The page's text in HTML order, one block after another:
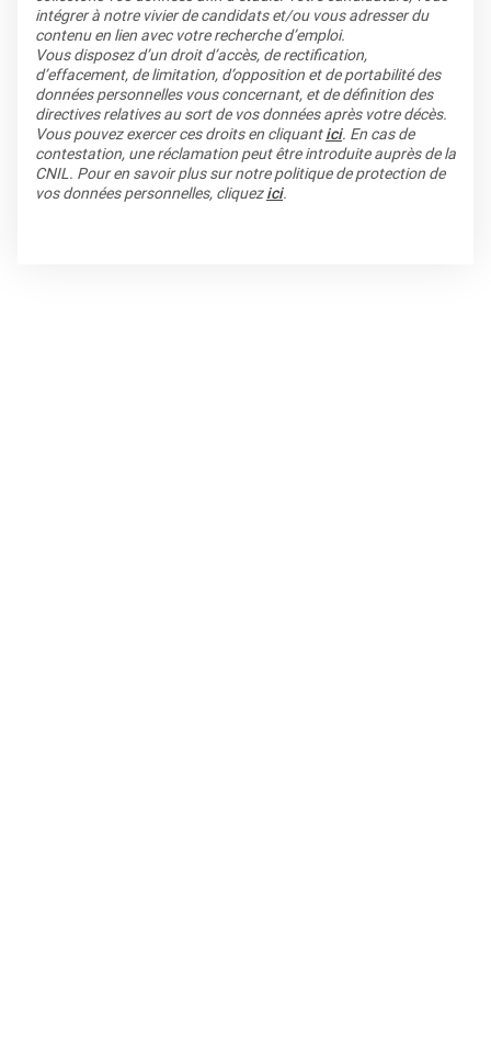
intégrer à notre vivier de candidats et/ou vous adresser du
contenu en lien avec votre recherche d’emploi.
Vous disposez d’un droit d’accès, de rectification,
d’effacement, de limitation, d’opposition et de portabilité des
données personnelles vous concernant, et de définition des
directives relatives au sort de vos données après votre décès.
Vous pouvez exercer ces droits en cliquantici. En cas de
contestation, une réclamation peut être introduite auprès de la
CNIL. Pour en savoir plus sur notre politique de protection de
vos données personnelles, cliquezici.